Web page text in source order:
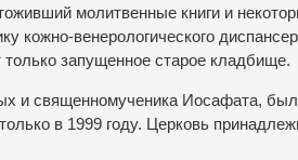
молитвенные книги и
кожно-венерологического
только запущенное старое кладбище.
и священномученика Иосафата, был
в 1999 году. Церковь